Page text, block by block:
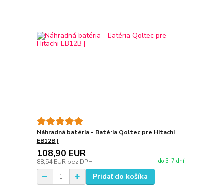
Náhradná batéria - Batéria Qoltec pre Hitachi
EB12B |
108,90 EUR
88,54 EUR bez DPH do 3-7 dní
Pridať do košíka